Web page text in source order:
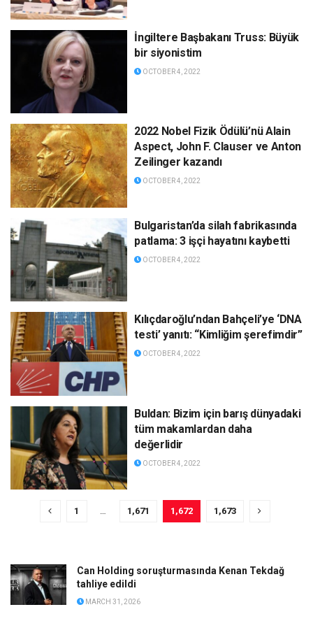
İngiltere Başbakanı Truss: Büyük
bir siyonistim
OCTOBER 4, 2022
2022 Nobel Fizik Ödülü’nü Alain
Aspect, John F. Clauser ve Anton
Zeilinger kazandı
OCTOBER 4, 2022
Bulgaristan’da silah fabrikasında
patlama: 3 işçi hayatını kaybetti
OCTOBER 4, 2022
Kılıçdaroğlu’ndan Bahçeli’ye ‘DNA
testi’ yanıtı: “Kimliğim şerefimdir”
OCTOBER 4, 2022
Buldan: Bizim için barış dünyadaki
tüm makamlardan daha
değerlidir
OCTOBER 4, 2022
1 … 1,671 1,672 1,673
Can Holding soruşturmasında Kenan Tekdağ
tahliye edildi
MARCH 31, 2026